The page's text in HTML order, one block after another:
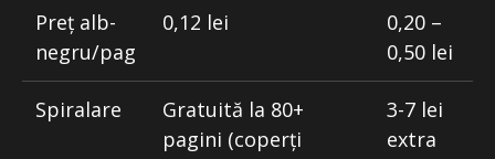
Preț alb-
negru/pag
0,12 lei
0,20 –
0,50 lei
Spiralare
Gratuită la 80+
pagini (coperți
3-7 lei
extra